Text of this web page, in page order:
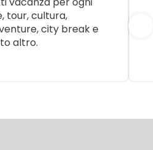
tour, cultura,
city break e
altro.